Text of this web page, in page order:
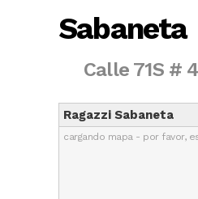
Sabaneta
Calle 71S #
Ragazzi Sabaneta
cargando mapa - por favor,